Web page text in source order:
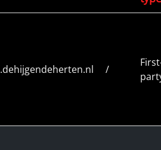
.dehijgendeherten.nl /